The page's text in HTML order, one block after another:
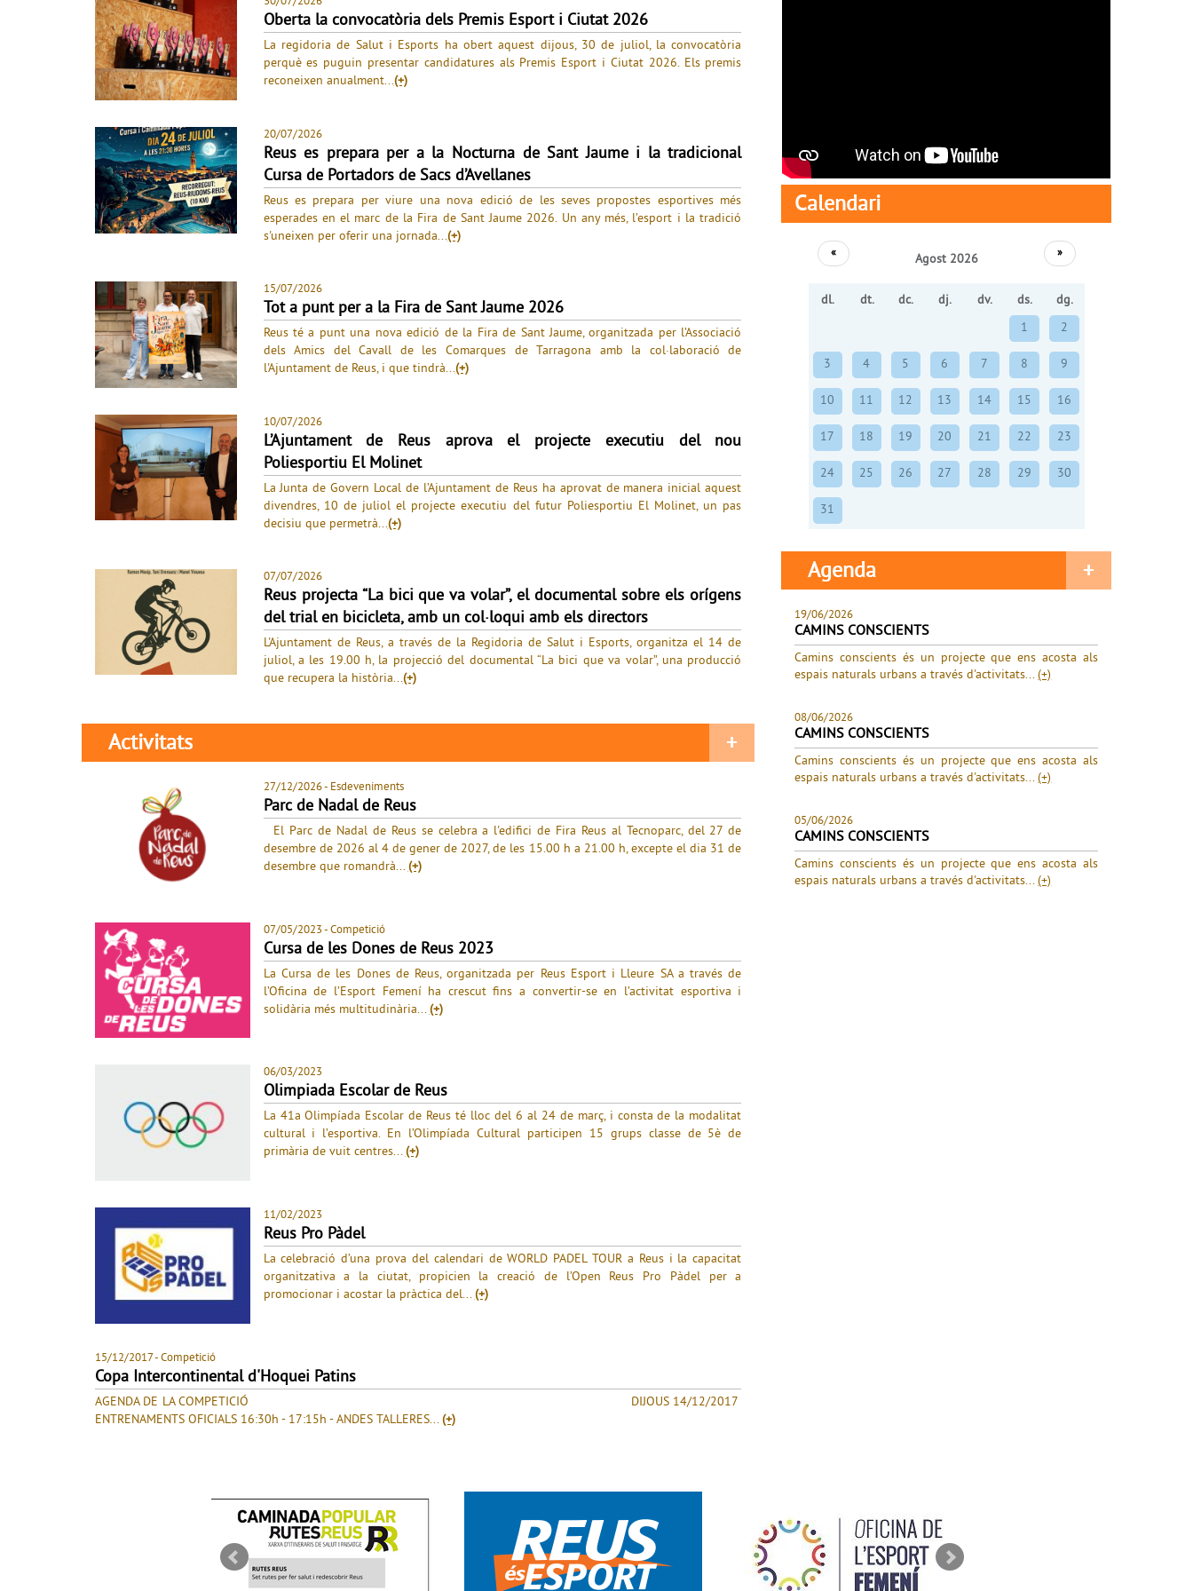
Oberta la convocatòria dels Premis Esport i Ciutat 2026
La regidoria de Salut i Esports ha obert aquest dijous, 30 de juliol, la convocatòria
perquè es puguin presentar candidatures als Premis Esport i Ciutat 2026. Els premis
reconeixen anualment...(+)
20/07/2026
Reus es prepara per a la Nocturna de Sant Jaume i la tradicional
Cursa de Portadors de Sacs d’Avellanes
Reus es prepara per viure una nova edició de les seves propostes esportives més
esperades en el marc de la Fira de Sant Jaume 2026. Un any més, l’esport i la tradició
s'uneixen per oferir una jornada...(+)
15/07/2026
Tot a punt per a la Fira de Sant Jaume 2026
Reus té a punt una nova edició de la Fira de Sant Jaume, organitzada per l’Associació
dels Amics del Cavall de les Comarques de Tarragona amb la col·laboració de
l'Ajuntament de Reus, i que tindrà...(+)
10/07/2026
L’Ajuntament de Reus aprova el projecte executiu del nou
Poliesportiu El Molinet
La Junta de Govern Local de l’Ajuntament de Reus ha aprovat de manera inicial aquest
divendres, 10 de juliol el projecte executiu del futur Poliesportiu El Molinet, un pas
decisiu que permetrà...(+)
07/07/2026
Reus projecta “La bici que va volar”, el documental sobre els orígens
del trial en bicicleta, amb un col·loqui amb els directors
L'Ajuntament de Reus, a través de la Regidoria de Salut i Esports, organitza el 14 de
juliol, a les 19.00 h, la projecció del documental “La bici que va volar”, una producció
que recupera la història...(+)
Activitats +
27/12/2026- Esdeveniments
Parc de Nadal de Reus
El Parc de Nadal de Reus se celebra a l'edifici de Fira Reus al Tecnoparc, del 27 de
desembre de 2026 al 4 de gener de 2027, de les 15.00 h a 21.00 h, excepte el dia 31 de
desembre que romandrà...(+)
07/05/2023- Competició
Cursa de les Dones de Reus 2023
La Cursa de les Dones de Reus, organitzada per Reus Esport i Lleure SA a través de
l’Oficina de l’Esport Femení ha crescut fins a convertir-se en l’activitat esportiva i
solidària més multitudinària...(+)
06/03/2023
Olimpiada Escolar de Reus
La 41a Olimpíada Escolar de Reus té lloc del 6 al 24 de març, i consta de la modalitat
cultural i l’esportiva. En l’Olimpíada Cultural participen 15 grups classe de 5è de
primària de vuit centres...(+)
11/02/2023
Reus Pro Pàdel
La celebració d’una prova del calendari de WORLD PADEL TOUR a Reus i la capacitat
organitzativa a la ciutat, propicien la creació de l’Open Reus Pro Pàdel per a
promocionar i acostar la pràctica del...(+)
15/12/2017- Competició
Copa Intercontinental d'Hoquei Patins
AGENDA DE LA COMPETICIÓ DIJOUS 14/12/2017
ENTRENAMENTS OFICIALS 16:30h - 17:15h - ANDES TALLERES...(+)
Calendari
Agost 2026
« »
dl. dt. dc. dj. dv. ds.
dg.
1
2
3 4 5 6 7 8 9
10 11 12 13 14 15 16
17 18 19 20 21 22 23
24 25 26 27 28 29 30
31
Agenda +
19/06/2026
CAMINS CONSCIENTS
Camins conscients és un projecte que ens acosta als
espais naturals urbans a través d'activitats...(+)
08/06/2026
CAMINS CONSCIENTS
Camins conscients és un projecte que ens acosta als
espais naturals urbans a través d'activitats...(+)
05/06/2026
CAMINS CONSCIENTS
Camins conscients és un projecte que ens acosta als
espais naturals urbans a través d'activitats...(+)